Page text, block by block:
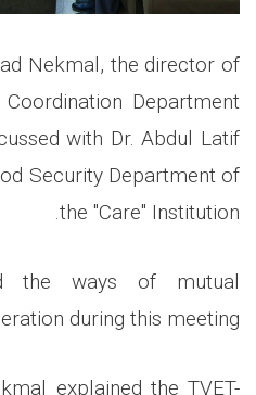
Nekmal, the director of
Department
with Dr. Abdul Latif
Security Department of
the "Care" Institution.
the ways of mutual
during this meeting.
explained the TVET-